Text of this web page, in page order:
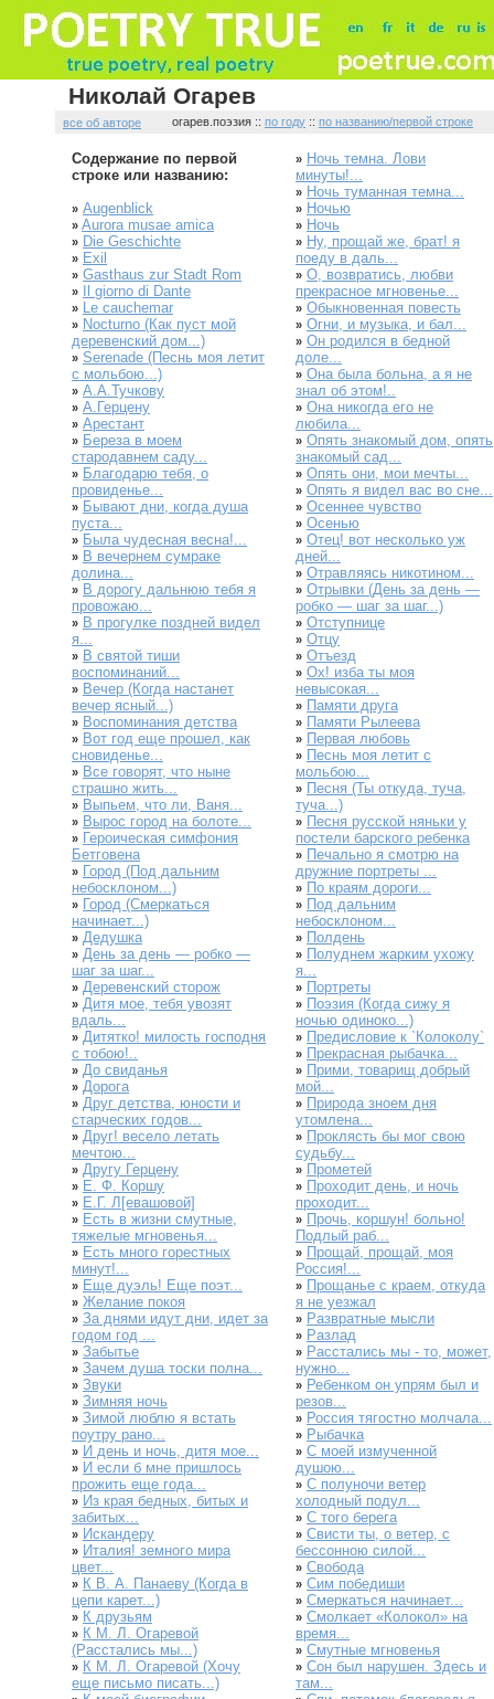
Николай Огарев
все об авторе огарев.поэзия :: по году :: по названию/первой строке
Содержание по первой
строке или названию:
» Augenblick
» Aurora musae amica
» Die Geschichte
» Exil
» Gasthaus zur Stadt Rom
» Il giorno di Dante
» Le cauchemar
» Nocturno (Как пуст мой
деревенский дом...)
» Serenade (Песнь моя летит
с мольбою...)
» А.А.Тучкову
» А.Герцену
» Арестант
» Береза в моем
стародавнем саду...
» Благодарю тебя, о
провиденье...
» Бывают дни, когда душа
пуста...
» Была чудесная весна!...
» В вечернем сумраке
долина...
» В дорогу дальнюю тебя я
провожаю...
» В прогулке поздней видел
я...
» В святой тиши
воспоминаний...
» Вечер (Когда настанет
вечер ясный...)
» Воспоминания детства
» Вот год еще прошел, как
сновиденье...
» Все говорят, что ныне
страшно жить...
» Выпьем, что ли, Ваня...
» Вырос город на болоте...
» Героическая симфония
Бетговена
» Город (Под дальним
небосклоном...)
» Город (Смеркаться
начинает...)
» Дедушка
» День за день — робко —
шаг за шаг...
» Деревенский сторож
» Дитя мое, тебя увозят
вдаль...
» Дитятко! милость господня
с тобою!..
» До свиданья
» Дорога
» Друг детства, юности и
старческих годов...
» Друг! весело летать
мечтою...
» Другу Герцену
» Е. Ф. Коршу
» Е.Г. Л[евашовой]
» Есть в жизни смутные,
тяжелые мгновенья...
» Есть много горестных
минут!...
» Еще дуэль! Еще поэт...
» Желание покоя
» За днями идут дни, идет за
годом год ...
» Забытье
» Зачем душа тоски полна...
» Звуки
» Зимняя ночь
» Зимой люблю я встать
поутру рано...
» И день и ночь, дитя мое...
» И если б мне пришлось
прожить еще года...
» Из края бедных, битых и
забитых...
» Искандеру
» Италия! земного мира
цвет...
» К В. А. Панаеву (Когда в
цепи карет...)
» К друзьям
» К М. Л. Огаревой
(Расстались мы...)
» К М. Л. Огаревой (Хочу
еще письмо писать...)
» Ночь темна. Лови
минуты!...
» Ночь туманная темна...
» Ночью
» Ночь
» Ну, прощай же, брат! я
поеду в даль...
» О, возвратись, любви
прекрасное мгновенье...
» Обыкновенная повесть
» Огни, и музыка, и бал...
» Он родился в бедной
доле...
» Она была больна, а я не
знал об этом!..
» Она никогда его не
любила...
» Опять знакомый дом, опять
знакомый сад...
» Опять они, мои мечты...
» Опять я видел вас во сне...
» Осеннее чувство
» Осенью
» Отец! вот несколько уж
дней...
» Отравляясь никотином...
» Отрывки (День за день —
робко — шаг за шаг...)
» Отступнице
» Отцу
» Отъезд
» Ох! изба ты моя
невысокая...
» Памяти друга
» Памяти Рылеева
» Первая любовь
» Песнь моя летит с
мольбою...
» Песня (Ты откуда, туча,
туча...)
» Песня русской няньки у
постели барского ребенка
» Печально я смотрю на
дружние портреты ...
» По краям дороги...
» Под дальним
небосклоном...
» Полдень
» Полуднем жарким ухожу
я...
» Портреты
» Поэзия (Когда сижу я
ночью одиноко...)
» Предисловие к `Колоколу`
» Прекрасная рыбачка...
» Прими, товарищ добрый
мой...
» Природа зноем дня
утомлена...
» Проклясть бы мог свою
судьбу...
» Прометей
» Проходит день, и ночь
проходит...
» Прочь, коршун! больно!
Подлый раб...
» Прощай, прощай, моя
Россия!...
» Прощанье с краем, откуда
я не уезжал
» Развратные мысли
» Разлад
» Расстались мы - то, может,
нужно...
» Ребенком он упрям был и
резов...
» Россия тягостно молчала...
» Рыбачка
» С моей измученной
душою...
» С полуночи ветер
холодный подул...
» С того берега
» Свисти ты, о ветер, с
бессонною силой...
» Свобода
» Сим победиши
» Смеркаться начинает...
» Смолкает «Колокол» на
время...
» Смутные мгновенья
» Сон был нарушен. Здесь и
там...